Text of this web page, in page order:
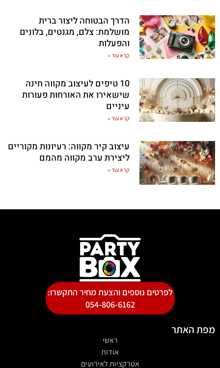
הדרך הבטוחה ליצור ברית
מושלמת: צלם, מגנטים, בלונים
והפעלות
קרא עוד »
10 טיפים לעיצוב מקווה חינה
שישאירו את האורחות פעורות
עיניים
קרא עוד »
עיצוב קיר מקווה: רעיונות מקוריים
ליצירת ערב מקווה מהמם
קרא עוד »
לפרטים נוספים והצעת מחיר התקשרו:
054-806-6162
מפת האתר
ראשי
אודות
אטרקציות לאירועים